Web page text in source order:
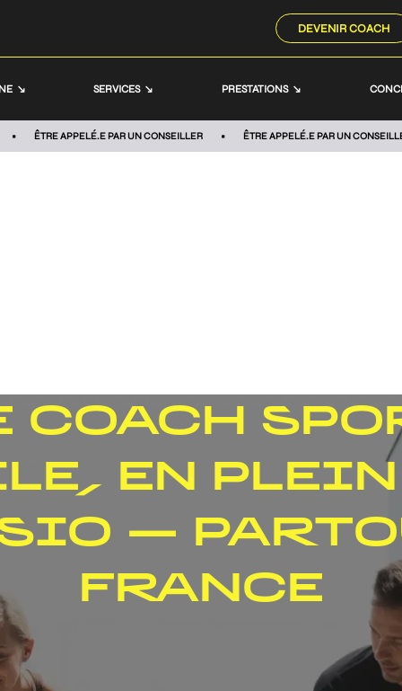
DEVENIR COACH
SERVICES PRESTATIONS
ÊTRE APPELÉ.E PAR UN CONSEILLER ÊTRE APPELÉ.E PAR UN
COACH
EN
—
FRANCE